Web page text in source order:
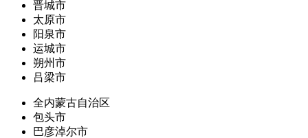
晋城市
太原市
阳泉市
运城市
朔州市
吕梁市
全内蒙古自治区
包头市
巴彦淖尔市